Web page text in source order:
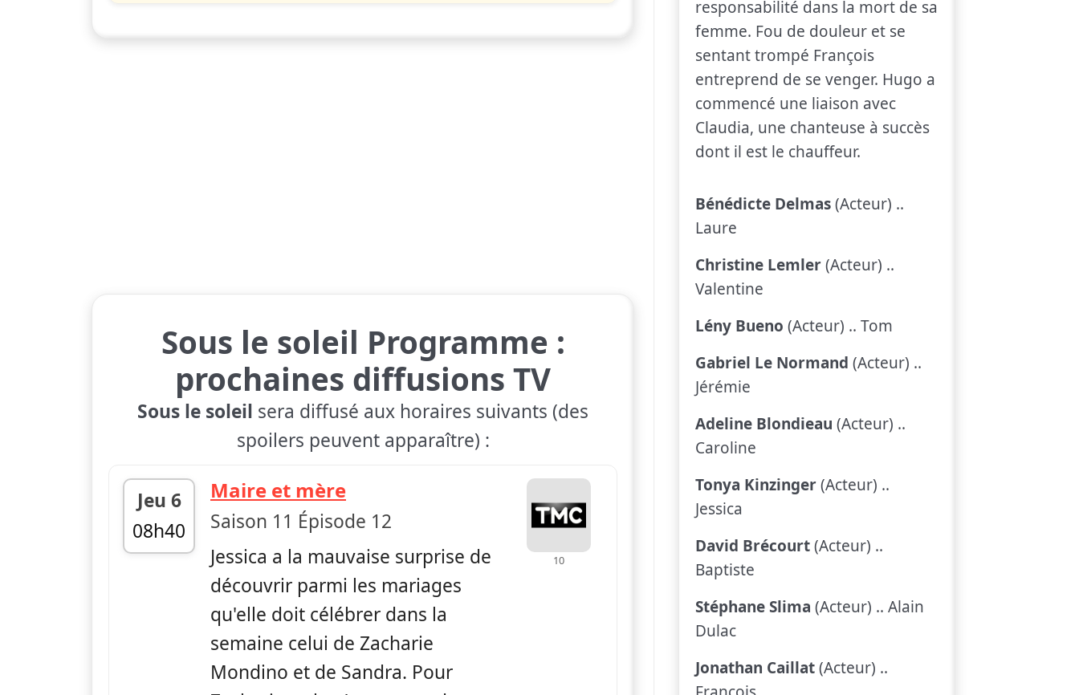
Sous le soleil Programme :
prochaines diffusions TV
Sous le soleil sera diffusé aux horaires suivants (des
spoilers peuvent apparaître) :
Jeu 6
08h40
fin 09h45
Maire et mère— Sous le soleil
Saison 11 Épisode 12
Jessica a la mauvaise surprise de
découvrir parmi les mariages
qu'elle doit célébrer dans la
semaine celui de Zacharie
Mondino et de Sandra. Pour
10
responsabilité dans la mort de sa
femme. Fou de douleur et se
sentant trompé François
entreprend de se venger. Hugo a
commencé une liaison avec
Claudia, une chanteuse à succès
dont il est le chauffeur.
Bénédicte Delmas(Acteur) ..
Laure
Christine Lemler(Acteur) ..
Valentine
Lény Bueno (Acteur) .. Tom
Gabriel Le Normand (Acteur) ..
Jérémie
Adeline Blondieau (Acteur) ..
Caroline
Tonya Kinzinger(Acteur) ..
Jessica
David Brécourt(Acteur) ..
Baptiste
Stéphane Slima (Acteur) .. Alain
Dulac
Jonathan Caillat(Acteur) ..